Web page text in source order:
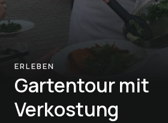
ERLEBEN
Gartentour mit
Verkostung